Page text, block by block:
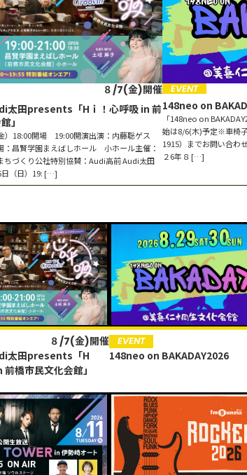
８/7(金)開催
太田presents「Hｉ！心呼吸 in 前
」
）18:00開場 19:00開演出演：内藤聡ゲス
：昌賢学園まえばしホール 小ホール主催：
ちづくり公社特別協賛：Audi高前 Audi太田
日（日）19: […]
EVENT
148neo on
「148neo on
始は8/6(木)予定※車椅
1915）までお問い合わ
２6年８ […]
８/7(金)開催
太田presents「H
前橋市民文化会館」
EVENT
148neo on BAKADAY2026
8/25(火)開催
集中】1DAY
しの想い出SONG 5
８/7(金)開催
太田presents「H
前橋市民文化会館」
EVENT
148neo on BAKADAY2026
8/30(日)
スコミ３社マッチ
ンドペガサスVS福島
ス」
８/7(金)開催
太田presents「H
前橋市民文化会館」
EVENT
148neo on BAKADAY2026